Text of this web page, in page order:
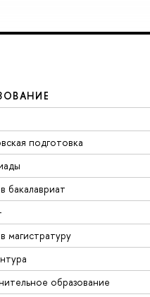
подготовка
бакалавриат
магистратуру
образование